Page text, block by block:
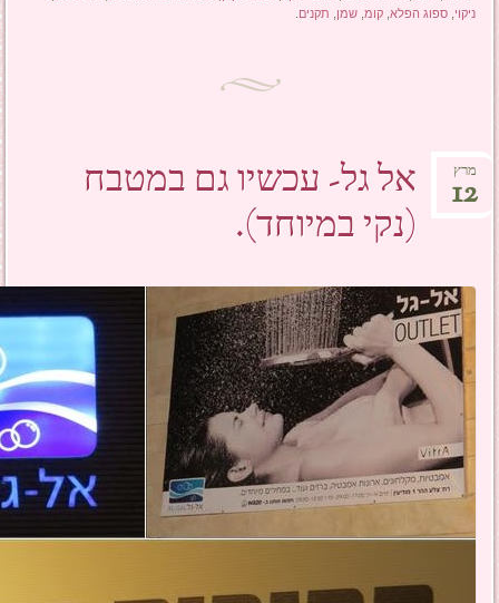
ניקוי ,ספוג הפלא ,קומ ,שמן תקנים
אל גל- עכשיו גם במטבח
(נקי במיוחד).
מרץ
12